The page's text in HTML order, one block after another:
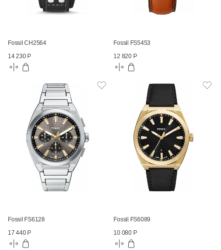
Fossil CH2564
14 230 Р
Fossil FS5453
12 820 Р
Fossil FS6128
17 440 Р
Fossil FS6089
10 080 Р